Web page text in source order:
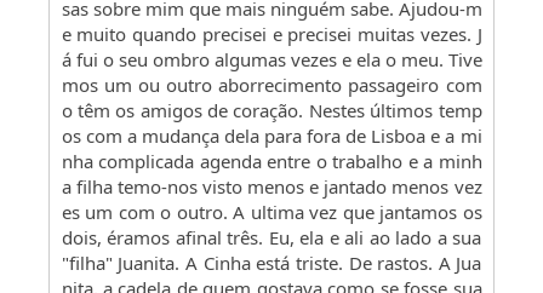
sas sobre mim que mais ninguém sabe. Ajudou-m
e muito quando precisei e precisei muitas vezes. J
á fui o seu ombro algumas vezes e ela o meu. Tive
mos um ou outro aborrecimento passageiro com
o têm os amigos de coração. Nestes últimos temp
os com a mudança dela para fora de Lisboa e a mi
nha complicada agenda entre o trabalho e a minh
a filha temo-nos visto menos e jantado menos vez
es um com o outro. A ultima vez que jantamos os
dois, éramos afinal três. Eu, ela e ali ao lado a sua
"filha" Juanita. A Cinha está triste. De rastos. A Jua